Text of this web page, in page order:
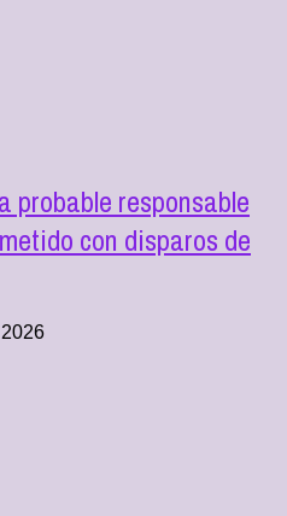
probable responsable
con disparos de